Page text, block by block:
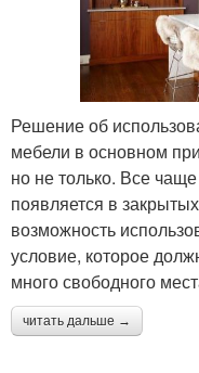
Решение об
мебели в основном
но не только. Все
появляется в
возможность
условие, которое
много свободного
читать дальше →